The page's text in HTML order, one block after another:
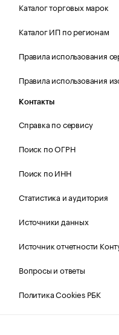
Каталог торговых марок
Каталог ИП по регионам
Правила использования
Правила использования
Контакты
Справка по сервису
Поиск по ОГРН
Поиск по ИНН
Статистика и аудитория
Источники данных
Источник отчетности
Вопросы и ответы
Политика Cookies РБК